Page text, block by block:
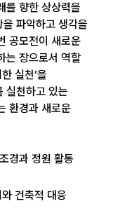
를 향한 상상력을
파악하고 생각을
공모전이 새로운
는 장으로서 역할
실천’을
실천하고 있는
환경과 새로운
경과 정원 활동
건축적 대응